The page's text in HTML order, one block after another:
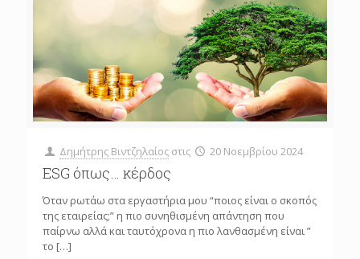
Δημήτρης Βιντζηλαίος στις 20 Νοεμβρίου 2024
ESG όπως… κέρδος
Όταν ρωτάω στα εργαστήρια μου “ποιος είναι ο σκοπός
της εταιρείας;” η πιο συνηθισμένη απάντηση που
παίρνω αλλά και ταυτόχρονα η πιο λανθασμένη είναι ”
το […]